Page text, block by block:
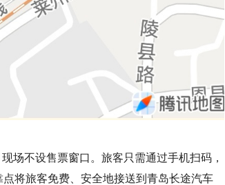
场不设售票窗口。旅客只需通过手机扫码，
将旅客免费、安全地接送到青岛长途汽车